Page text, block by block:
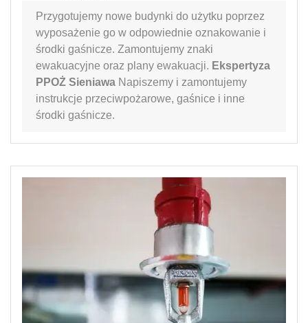
Przygotujemy nowe budynki do użytku poprzez
wyposażenie go w odpowiednie oznakowanie i
środki gaśnicze. Zamontujemy znaki
ewakuacyjne oraz plany ewakuacji. Ekspertyza
PPOŻ Sieniawa Napiszemy i zamontujemy
instrukcje przeciwpożarowe, gaśnice i inne
środki gaśnicze.